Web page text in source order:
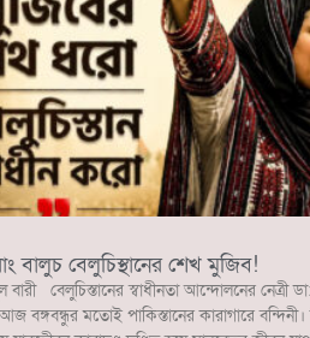
বালুচ বেলুচিস্থানের শেখ মুজিব!
বেলুচিস্তানের স্বাধীনতা আন্দোলনের নেত্রী
বঙ্গবন্ধুর মতোই পাকিস্তানের কারাগারে বন্দিনী।